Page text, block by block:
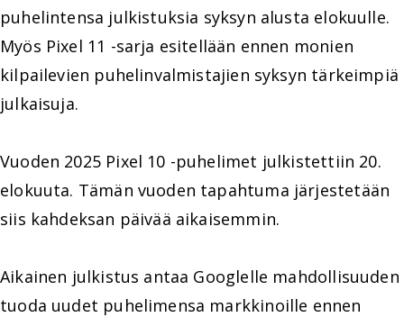
puhelintensa julkistuksia syksyn alusta elokuulle.
Myös Pixel 11 -sarja esitellään ennen monien
kilpailevien puhelinvalmistajien syksyn tärkeimpiä
julkaisuja.
Vuoden 2025 Pixel 10 -puhelimet julkistettiin 20.
elokuuta. Tämän vuoden tapahtuma järjestetään
siis kahdeksan päivää aikaisemmin.
Aikainen julkistus antaa Googlelle mahdollisuuden
tuoda uudet puhelimensa markkinoille ennen